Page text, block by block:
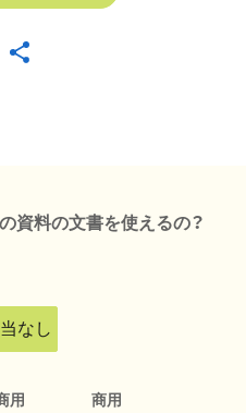
資料の文書を使えるの？
なし
用 商用